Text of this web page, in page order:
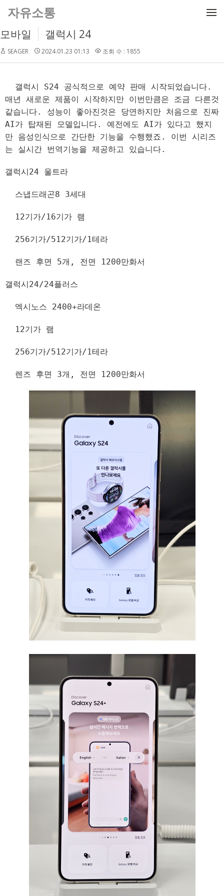
자유소통
모바일 갤럭시 24
SEAGER 2024.01.23 01:13 조회 수 : 1855
갤럭시 S24 공식적으로 예약 판매 시작되었습니다.
매년 새로운 제품이 시작하지만 이번만큼은 조금 다른것
같습니다. 성능이 좋아진것은 당연하지만 처음으로 진짜
AI가 탑재된 모델입니다. 예전에도 AI가 있다고 했지
만 음성인식으로 간단한 기능을 수행했죠. 이번 시리즈
는 실시간 번역기능을 제공하고 있습니다.
갤럭시24 울트라
스냅드래곤8 3세대
12기가/16기가 램
256기가/512기가/1테라
랜즈 후면 5개, 전면 1200만화서
갤럭시24/24플러스
엑시노스 2400+라데온
12기가 램
256기가/512기가/1테라
렌즈 후면 3개, 전면 1200만화서